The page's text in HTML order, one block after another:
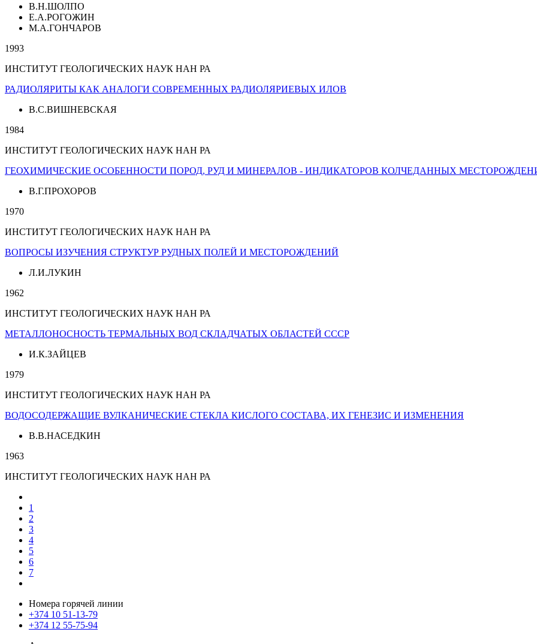
В.Н.ШОЛПО
Е.А.РОГОЖИН
М.А.ГОНЧАРОВ
1993
ИНСТИТУТ ГЕОЛОГИЧЕСКИХ НАУК НАН РА
РАДИОЛЯРИТЫ КАК АНАЛОГИ СОВРЕМЕННЫХ РАДИОЛЯРИЕВЫХ ИЛОВ
В.С.ВИШНЕВСКАЯ
1984
ИНСТИТУТ ГЕОЛОГИЧЕСКИХ НАУК НАН РА
ГЕОХИМИЧЕСКИЕ ОСОБЕННОСТИ ПОРОД, РУД И МИНЕРАЛОВ - ИНДИКАТОРОВ КОЛЧЕДАННЫХ
В.Г.ПРОХОРОВ
1970
ИНСТИТУТ ГЕОЛОГИЧЕСКИХ НАУК НАН РА
ВОПРОСЫ ИЗУЧЕНИЯ СТРУКТУР РУДНЫХ ПОЛЕЙ И МЕСТОРОЖДЕНИЙ
Л.И.ЛУКИН
1962
ИНСТИТУТ ГЕОЛОГИЧЕСКИХ НАУК НАН РА
МЕТАЛЛОНОСНОСТЬ ТЕРМАЛЬНЫХ ВОД СКЛАДЧАТЫХ ОБЛАСТЕЙ СССР
И.К.ЗАЙЦЕВ
1979
ИНСТИТУТ ГЕОЛОГИЧЕСКИХ НАУК НАН РА
ВОДОСОДЕРЖАЩИЕ ВУЛКАНИЧЕСКИЕ СТЕКЛА КИСЛОГО СОСТАВА, ИХ ГЕНЕЗИС И ИЗМЕНЕНИЯ
В.В.НАСЕДКИН
1963
ИНСТИТУТ ГЕОЛОГИЧЕСКИХ НАУК НАН РА
1
2
3
4
5
6
7
Номера горячей линии
+374 10 51-13-79
+374 12 55-75-94